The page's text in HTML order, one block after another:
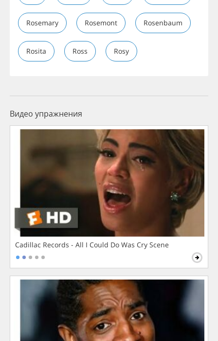
Rosemary Rosemont Rosenbaum
Rosita Ross Rosy
Видео упражнения
Cadillac Records - All I Could Do Was Cry Scene